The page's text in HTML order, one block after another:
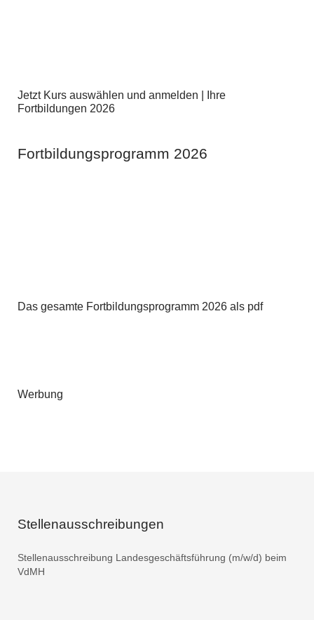
Jetzt Kurs auswählen und anmelden | Ihre
Fortbildungen 2026
Fortbildungsprogramm 2026
Das gesamte Fortbildungsprogramm 2026 als pdf
Werbung
Stellenausschreibungen
Stellenausschreibung Landesgeschäftsführung (m/w/d) beim
VdMH